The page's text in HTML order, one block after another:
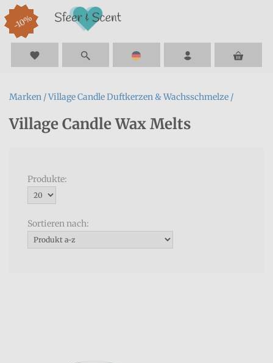
menu
favorite
Marken /Village Candle Duftkerzen & Wachsschmelze /
Village Candle Wax Melts
Produkte:
Sortieren nach:
-10%
-18%
-10%
-18%
-10%
-10%
-10%
-10%
-10%
-10%
-10%
-10%
-10%
-10%
-10%
-10%
-10%
-10%
-10%
-10%